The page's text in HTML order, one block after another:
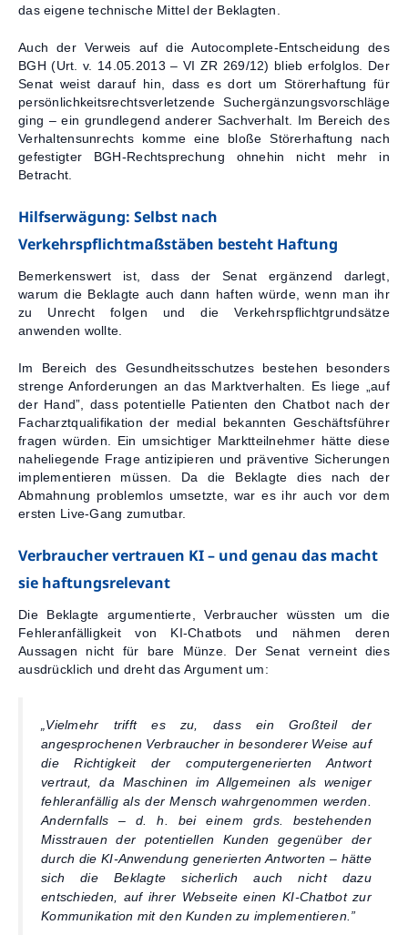
das eigene technische Mittel der Beklagten.
Auch der Verweis auf die Autocomplete-Entscheidung des
BGH (Urt. v. 14.05.2013 – VI ZR 269/12) blieb erfolglos. Der
Senat weist darauf hin, dass es dort um Störerhaftung für
persönlichkeitsrechtsverletzende Suchergänzungsvorschläge
ging – ein grundlegend anderer Sachverhalt. Im Bereich des
Verhaltensunrechts komme eine bloße Störerhaftung nach
gefestigter BGH-Rechtsprechung ohnehin nicht mehr in
Betracht.
Hilfserwägung: Selbst nach
Verkehrspflichtmaßstäben besteht Haftung
Bemerkenswert ist, dass der Senat ergänzend darlegt,
warum die Beklagte auch dann haften würde, wenn man ihr
zu Unrecht folgen und die Verkehrspflichtgrundsätze
anwenden wollte.
Im Bereich des Gesundheitsschutzes bestehen besonders
strenge Anforderungen an das Marktverhalten. Es liege „auf
der Hand”, dass potentielle Patienten den Chatbot nach der
Facharztqualifikation der medial bekannten Geschäftsführer
fragen würden. Ein umsichtiger Marktteilnehmer hätte diese
naheliegende Frage antizipieren und präventive Sicherungen
implementieren müssen. Da die Beklagte dies nach der
Abmahnung problemlos umsetzte, war es ihr auch vor dem
ersten Live-Gang zumutbar.
Verbraucher vertrauen KI – und genau das macht
sie haftungsrelevant
Die Beklagte argumentierte, Verbraucher wüssten um die
Fehleranfälligkeit von KI-Chatbots und nähmen deren
Aussagen nicht für bare Münze. Der Senat verneint dies
ausdrücklich und dreht das Argument um:
„Vielmehr trifft es zu, dass ein Großteil der
angesprochenen Verbraucher in besonderer Weise auf
die Richtigkeit der computergenerierten Antwort
vertraut, da Maschinen im Allgemeinen als weniger
fehleranfällig als der Mensch wahrgenommen werden.
Andernfalls – d. h. bei einem grds. bestehenden
Misstrauen der potentiellen Kunden gegenüber der
durch die KI-Anwendung generierten Antworten – hätte
sich die Beklagte sicherlich auch nicht dazu
entschieden, auf ihrer Webseite einen KI-Chatbot zur
Kommunikation mit den Kunden zu implementieren.”